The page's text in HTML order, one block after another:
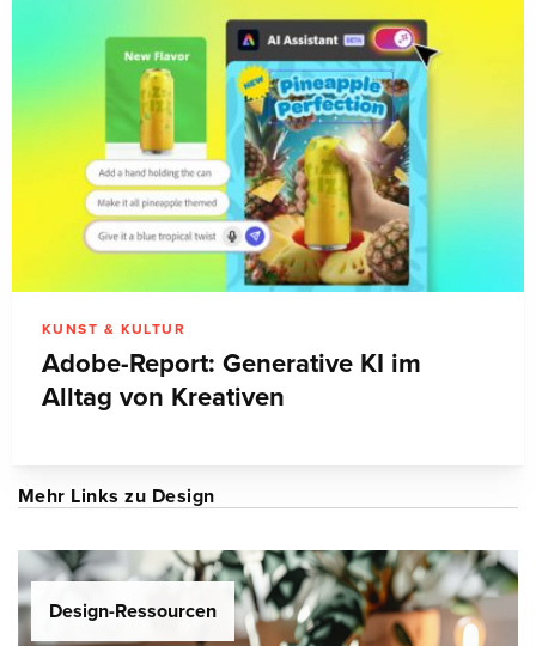
KUNST & KULTUR
Adobe-Report: Generative KI im
Alltag von Kreativen
Mehr Links zu Design
Design-Ressourcen